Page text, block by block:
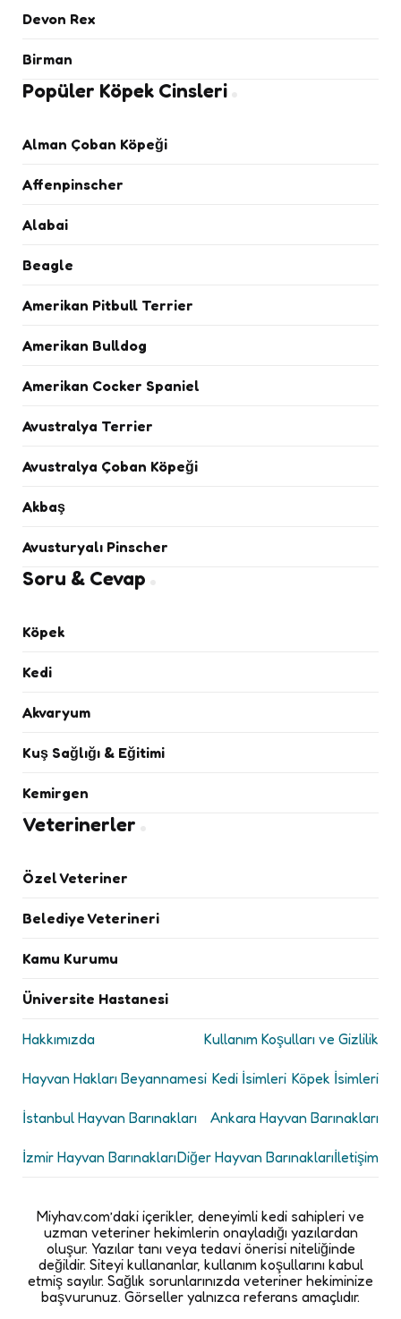
Devon Rex
Birman
Popüler Köpek Cinsleri
Alman Çoban Köpeği
Affenpinscher
Alabai
Beagle
Amerikan Pitbull Terrier
Amerikan Bulldog
Amerikan Cocker Spaniel
Avustralya Terrier
Avustralya Çoban Köpeği
Akbaş
Avusturyalı Pinscher
Soru & Cevap
Köpek
Kedi
Akvaryum
Kuş Sağlığı & Eğitimi
Kemirgen
Veterinerler
Özel Veteriner
Belediye Veterineri
Kamu Kurumu
Üniversite Hastanesi
Hakkımızda Kullanım Koşulları ve Gizlilik
Hayvan Hakları Beyannamesi Kedi İsimleri Köpek İsimleri
İstanbul Hayvan Barınakları Ankara Hayvan Barınakları
İzmir Hayvan BarınaklarıDiğer Hayvan Barınaklarıİletişim
Miyhav.com’daki içerikler, deneyimli kedi sahipleri ve
uzman veteriner hekimlerin onayladığı yazılardan
oluşur. Yazılar tanı veya tedavi önerisi niteliğinde
değildir. Siteyi kullananlar, kullanım koşullarını kabul
etmiş sayılır. Sağlık sorunlarınızda veteriner hekiminize
başvurunuz. Görseller yalnızca referans amaçlıdır.